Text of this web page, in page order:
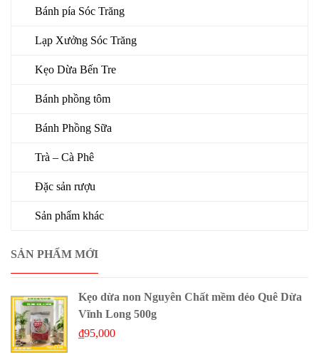
Bánh pía Sóc Trăng
Lạp Xưởng Sóc Trăng
Kẹo Dừa Bến Tre
Bánh phồng tôm
Bánh Phồng Sữa
Trà – Cà Phê
Đặc sản rượu
Sản phẩm khác
SẢN PHẨM MỚI
Kẹo dừa non Nguyên Chất mềm dẻo Quê Dừa
Vĩnh Long 500g
₫95,000